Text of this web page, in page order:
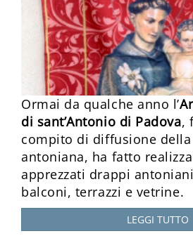
Ormai da qualche anno l’
di sant’Antonio di Padova,
compito di diffusione della
antoniana, ha fatto
apprezzati drappi
balconi, terrazzi e vetrine.
LEGGI TUTTO